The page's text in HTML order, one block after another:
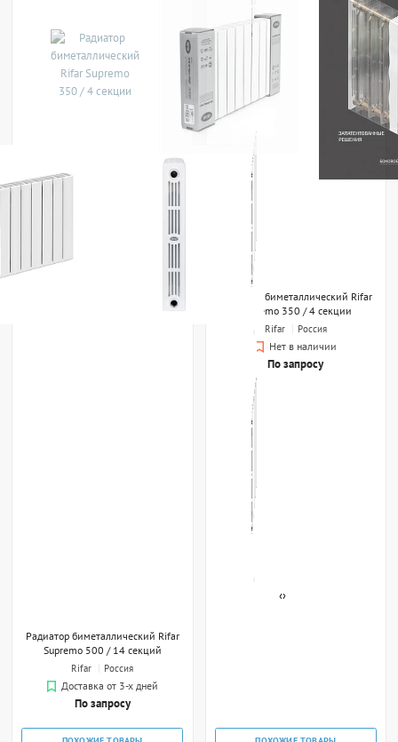
‹›
Радиатор биметаллический Rifar
Supremo 500 / 14 секций
Rifar
Россия
Доставка от 3-х дней
По запросу
Радиатор биметаллический Rifar
Supremo 350 / 4 секции
Rifar
Россия
Нет в наличии
По запросу